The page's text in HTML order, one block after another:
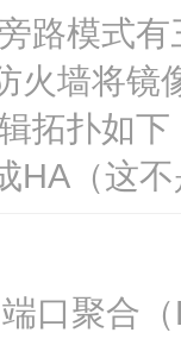
路模式
火墙将镜
拓扑如
HA（这
端口聚